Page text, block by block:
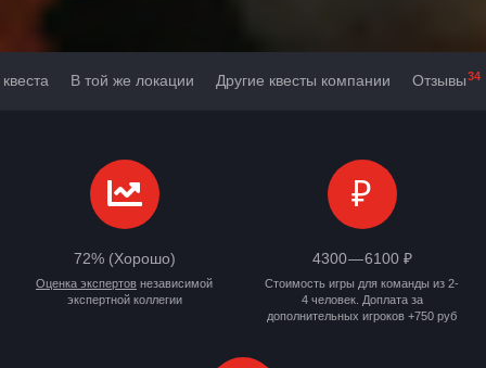
В той же локации Другие квесты компании Отзывы34
72% (Хорошо)
Оценка экспертов независимой
экспертной коллегии
₽
4300 — 6100 ₽
Стоимость игры для команды из 2-
4 человек. Доплата за
дополнительных игроков +750 руб